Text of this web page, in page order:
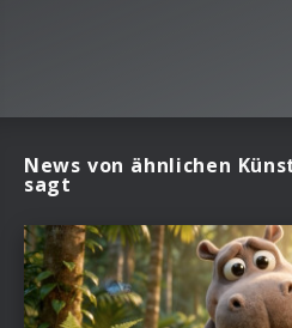
News von ähnlichen
sagt